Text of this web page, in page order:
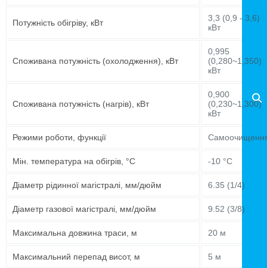
Потужність обігріву, кВт
3,3 (0,9 - 3,6)
кВт
Споживана потужність (охолодження), кВт
0,995
(0,280~1,350)
кВт
Споживана потужність (нагрів), кВт
0,900
(0,230~1,300)
кВт
Режими роботи, функції
Мін. температура на обігрів, °C -10 °C
Діаметр рідинної магістралі, мм/дюйм 6.35 (1/4)
Діаметр газової магістралі, мм/дюйм 9.52 (3/8)
Максимальна довжина траси, м 20 м
Максимальний перепад висот, м 5 м